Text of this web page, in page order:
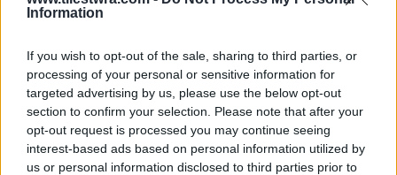
Information
If you wish to opt-out of the sale, sharing to third parties, or
processing of your personal or sensitive information for
targeted advertising by us, please use the below opt-out
section to confirm your selection. Please note that after your
opt-out request is processed you may continue seeing
interest-based ads based on personal information utilized by
us or personal information disclosed to third parties prior to